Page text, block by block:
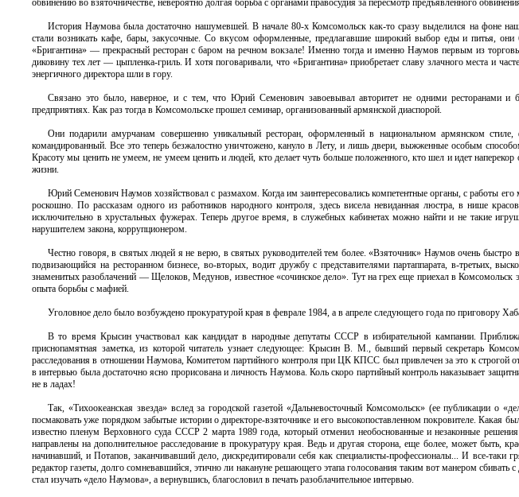
обвинению во взяточничестве, невероятно долгая борьба с органами правосудия за пересмотр предъявленного
История Наумова была достаточно нашумевшей. В начале 80-х Комсомольск как-то сразу выделился на фоне
стали возникать кафе, бары, закусочные. Со вкусом оформленные, предлагавшие широкий выбор еды и питья, они
«Бригантина» — прекрасный ресторан с баром на речном вокзале! Именно тогда и именно Наумов первым из
диковину тех лет — цыпленка-гриль. И хотя поговаривали, что «Бригантина» приобретает славу злачного места и
энергичного директора шли в гору.
Связано это было, наверное, и с тем, что Юрий Семенович завоевывал авторитет не одними ресторанами
предприятиях. Как раз тогда в Комсомольске прошел семинар, организованный армянской диаспорой.
Они подарили амурчанам совершенно уникальный ресторан, оформленный в национальном армянском
командированный. Все это теперь безжалостно уничтожено, кануло в Лету, и лишь двери, выжженные особым
Красоту мы ценить не умеем, не умеем ценить и людей, кто делает чуть больше положенного, кто шел и идет
жизни.
Юрий Семенович Наумов хозяйствовал с размахом. Когда им заинтересовались компетентные органы, с работы
роскошно. По рассказам одного из работников народного контроля, здесь висела невиданная люстра, в нише
исключительно в хрустальных фужерах. Теперь другое время, в служебных кабинетах можно найти и не такие
нарушителем закона, коррупционером.
Честно говоря, в святых людей я не верю, в святых руководителей тем более. «Взяточник» Наумов очень
подвизающийся на ресторанном бизнесе, во-вторых, водит дружбу с представителями партаппарата, в-третьих,
знаменитых разоблачений — Щелоков, Медунов, известное «сочинское дело». Тут на грех еще приехал в Комсомольск
опыта борьбы с мафией.
Уголовное дело было возбуждено прокуратурой края в феврале 1984, а в апреле следующего года по приговору
В то время Крысин участвовал как кандидат в народные депутаты СССР в избирательной кампании.
приснопамятная заметка, из которой читатель узнает следующее: Крысин В. М., бывший первый секретарь
расследования в отношении Наумова, Комитетом партийного контроля при ЦК КПСС был привлечен за это к строгой
в интервью была достаточно ясно прорисована и личность Наумова. Коль скоро партийный контроль наказывает
не в ладах!
Так, «Тихоокеанская звезда» вслед за городской газетой «Дальневосточный Комсомольск» (ее публикации о
посмаковать уже порядком забытые истории о директоре-взяточнике и его высокопоставленном покровителе. Какая
известно пленум Верховного суда СССР 2 марта 1989 года, который отменил необоснованные и незаконные
направлены на дополнительное расследование в прокуратуру края. Ведь и другая сторона, еще более, может быть,
начинавший, и Потапов, заканчивавший дело, дискредитировали себя как специалисты-профессионалы... И все-таки
редактор газеты, долго сомневавшийся, этично ли накануне решающего этапа голосования таким вот манером сбивать
стал изучать «дело Наумова», а вернувшись, благословил в печать разоблачительное интервью.